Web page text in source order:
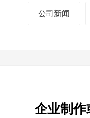
公司新闻
企业制作